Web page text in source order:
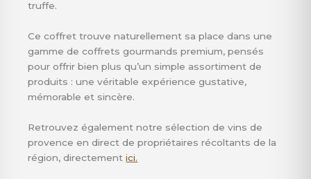
truffe.
Ce coffret trouve naturellement sa place dans une
gamme de coffrets gourmands premium, pensés
pour offrir bien plus qu’un simple assortiment de
produits : une véritable expérience gustative,
mémorable et sincère.
Retrouvez également notre sélection de vins de
provence en direct de propriétaires récoltants de la
région, directementici.